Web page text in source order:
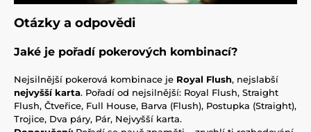
Otázky a odpovědi
Jaké je pořadí pokerových kombinací?
Nejsilnější pokerová kombinace je Royal Flush, nejslabší
nejvyšší karta. Pořadí od nejsilnější: Royal Flush, Straight
Flush, Čtveřice, Full House, Barva (Flush), Postupka (Straight),
Trojice, Dva páry, Pár, Nejvyšší karta.